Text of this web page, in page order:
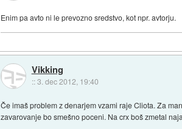
Enim pa avto ni le prevozno sredstvo, kot npr. avtorju.
Vikking
::3. dec 2012, 19:40
Če imaš problem z denarjem vzami raje Cliota. Za
zavarovanje bo smešno poceni. Na crx boš zmetal